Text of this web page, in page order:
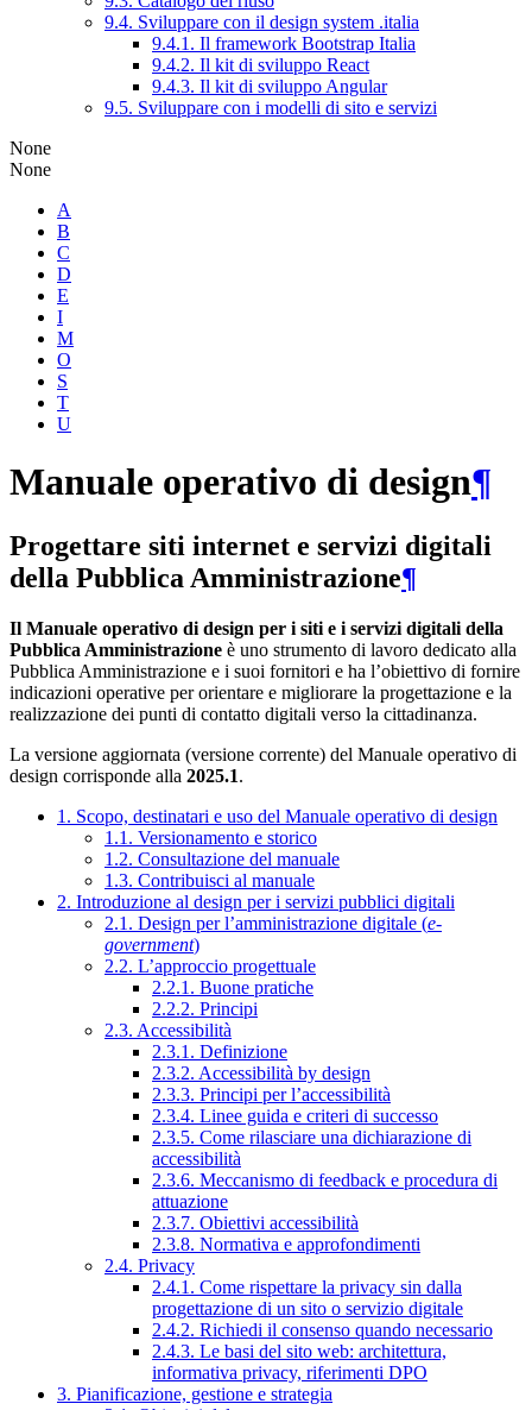
9.4. Sviluppare con il design system .italia
9.4.1. Il framework Bootstrap Italia
9.4.2. Il kit di sviluppo React
9.4.3. Il kit di sviluppo Angular
9.5. Sviluppare con i modelli di sito e servizi
None
None
A
B
C
D
E
I
M
O
S
T
U
Manuale operativo di design¶
Progettare siti internet e servizi digitali
della Pubblica Amministrazione¶
Il Manuale operativo di design per i siti e i servizi digitali della
Pubblica Amministrazione è uno strumento di lavoro dedicato alla
Pubblica Amministrazione e i suoi fornitori e ha l’obiettivo di fornire
indicazioni operative per orientare e migliorare la progettazione e la
realizzazione dei punti di contatto digitali verso la cittadinanza.
La versione aggiornata (versione corrente) del Manuale operativo di
design corrisponde alla 2025.1.
1. Scopo, destinatari e uso del Manuale operativo di design
1.1. Versionamento e storico
1.2. Consultazione del manuale
1.3. Contribuisci al manuale
2. Introduzione al design per i servizi pubblici digitali
2.1. Design per l’amministrazione digitale (e-
government)
2.2. L’approccio progettuale
2.2.1. Buone pratiche
2.2.2. Principi
2.3. Accessibilità
2.3.1. Definizione
2.3.2. Accessibilità by design
2.3.3. Principi per l’accessibilità
2.3.4. Linee guida e criteri di successo
2.3.5. Come rilasciare una dichiarazione di
accessibilità
2.3.6. Meccanismo di feedback e procedura di
attuazione
2.3.7. Obiettivi accessibilità
2.3.8. Normativa e approfondimenti
2.4. Privacy
2.4.1. Come rispettare la privacy sin dalla
progettazione di un sito o servizio digitale
2.4.2. Richiedi il consenso quando necessario
2.4.3. Le basi del sito web: architettura,
informativa privacy, riferimenti DPO
3. Pianificazione, gestione e strategia